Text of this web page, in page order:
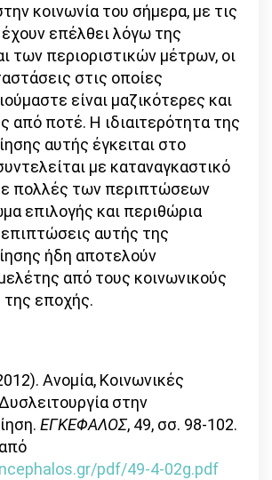
κοινωνία του σήμερα, με τις
επέλθει λόγω της
των περιοριστικών μέτρων, οι
στις οποίες
είναι μαζικότερες και
από ποτέ. Η ιδιαιτερότητα της
αυτής έγκειται στο
με καταναγκαστικό
πολλές των περιπτώσεων
επιλογής και περιθώρια
αυτής της
ήδη αποτελούν
από τους κοινωνικούς
της εποχής.
Ανομία, Κοινωνικές
στην
ΕΓΚΕΦΑΛΟΣ, 49, σσ. 98-102.
pdf/49-4-02g.pdf